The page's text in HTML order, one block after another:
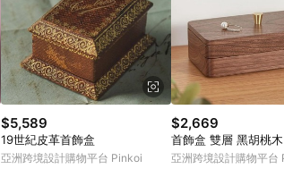
$5,589
19世紀皮革首飾盒
亞洲跨境設計購物平台 Pinkoi
$2,669
首飾盒 雙層 黑胡桃木
亞洲跨境設計購物平台